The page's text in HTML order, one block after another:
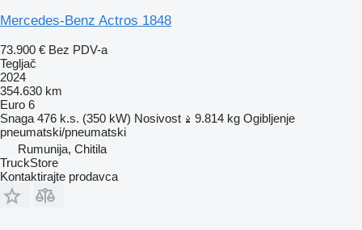
Mercedes-Benz Actros 1848
73.900 € Bez PDV-a
Tegljač
2024
354.630 km
Euro 6
Snaga 476 k.s. (350 kW) Nosivost 9.814 kg Ogibljenje
pneumatski/pneumatski
Rumunija, Chitila
TruckStore
Kontaktirajte prodavca